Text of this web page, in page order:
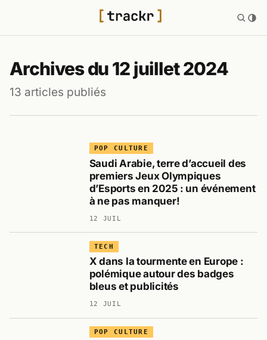
Archives du 12 juillet 2024
13 articles publiés
POP CULTURE
Saudi Arabie, terre d’accueil des
premiers Jeux Olympiques
d’Esports en 2025 : un événement
à ne pas manquer!
12 JUIL
TECH
X dans la tourmente en Europe :
polémique autour des badges
bleus et publicités
12 JUIL
POP CULTURE